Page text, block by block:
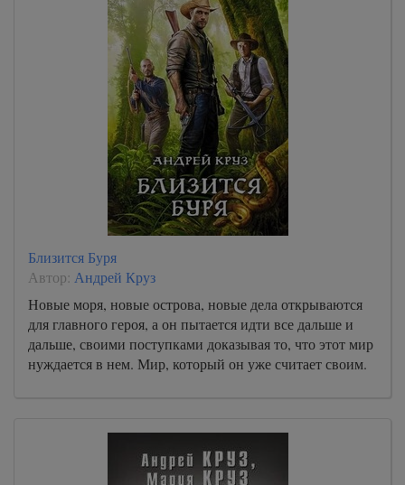
Близится Буря
Автор: Андрей Круз
Новые моря, новые острова, новые дела открываются
для главного героя, а он пытается идти все дальше и
дальше, своими поступками доказывая то, что этот мир
нуждается в нем. Мир, который он уже считает своим.